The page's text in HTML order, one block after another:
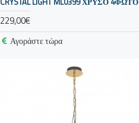
229,00€
Αγοράστε τώρα